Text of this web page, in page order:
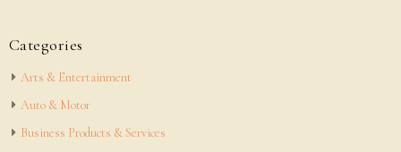
Categories
Arts & Entertainment
Auto & Motor
Business Products & Services